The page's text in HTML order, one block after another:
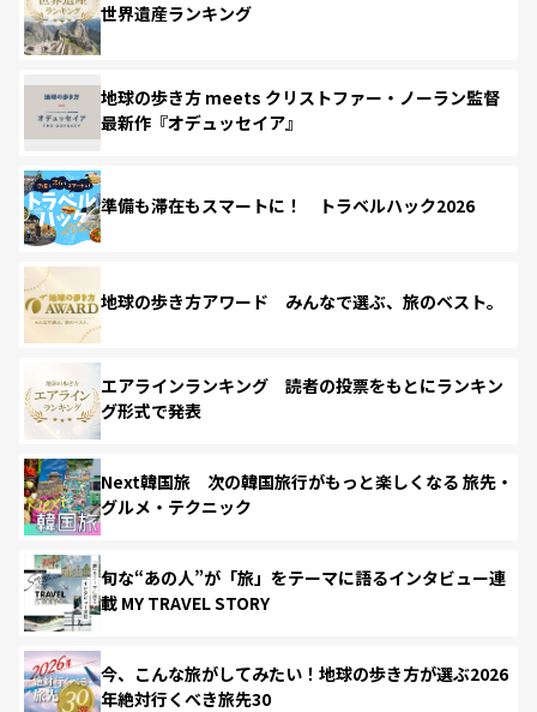
世界遺産ランキング
地球の歩き方 meets クリストファー・ノーラン監督
最新作『オデュッセイア』
準備も滞在もスマートに！ トラベルハック2026
地球の歩き方アワード みんなで選ぶ、旅のベスト。
エアラインランキング 読者の投票をもとにランキン
グ形式で発表
Next韓国旅 次の韓国旅行がもっと楽しくなる 旅先・
グルメ・テクニック
旬な“あの人”が「旅」をテーマに語るインタビュー連
載 MY TRAVEL STORY
今、こんな旅がしてみたい！地球の歩き方が選ぶ2026
年絶対行くべき旅先30